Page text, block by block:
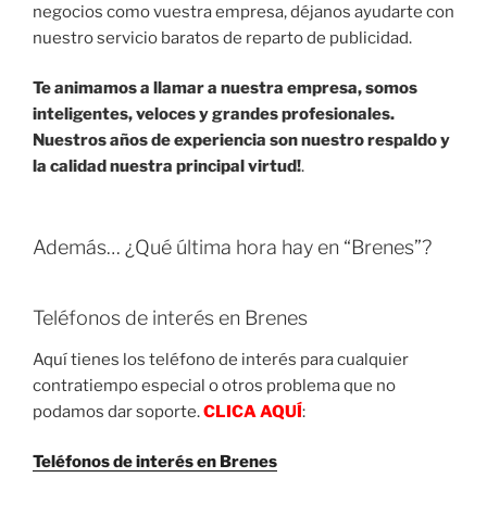
negocios como vuestra empresa, déjanos ayudarte con
nuestro servicio baratos de reparto de publicidad.
Te animamos a llamar a nuestra empresa, somos
inteligentes, veloces y grandes profesionales.
Nuestros años de experiencia son nuestro respaldo y
la calidad nuestra principal virtud!.
Además… ¿Qué última hora hay en “Brenes”?
Teléfonos de interés en Brenes
Aquí tienes los teléfono de interés para cualquier
contratiempo especial o otros problema que no
podamos dar soporte.CLICA AQUÍ:
Teléfonos de interés en Brenes